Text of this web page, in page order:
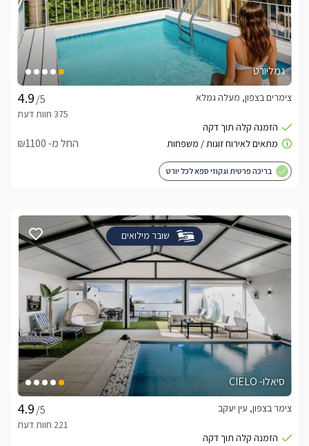
גמליורט
/5
צימרים בצפון, מעלה גמלא
החל מ- ₪1100
בריכה פרטית וגקוזי ספא לכל יורט
שובר מילואים
סיאלו- CIELO
/5
צימר בצפון, עין יעקב